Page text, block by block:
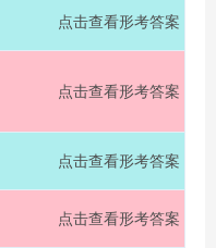
点击查看形考答案
点击查看形考答案
点击查看形考答案
点击查看形考答案